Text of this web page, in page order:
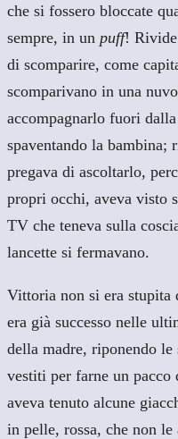
che si fossero bloccate
sempre, in un puff!
di scomparire, come
scomparivano in una
accompagnarlo fuori
spaventando la
pregava di ascoltarlo,
propri occhi, aveva visto
TV che teneva sulla
lancette si fermavano.
Vittoria non si era
era già successo nelle
della madre, riponendo
vestiti per farne un pacco
aveva tenuto alcune
in pelle, rossa, che non